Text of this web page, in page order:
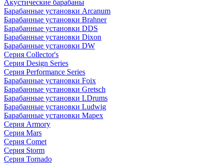
Акустические барабаны
Барабанные установки Arcanum
Барабанные установки Brahner
Барабанные установки DDS
Барабанные установки Dixon
Барабанные установки DW
Серия Collector's
Серия Design Series
Серия Performance Series
Барабанные установки Foix
Барабанные установки Gretsch
Барабанные установки LDrums
Барабанные установки Ludwig
Барабанные установки Mapex
Серия Armory
Серия Mars
Серия Comet
Серия Storm
Серия Tornado